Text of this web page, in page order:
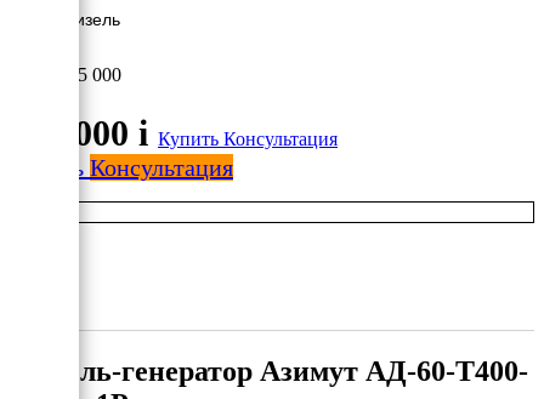
60 кВт/Дизель
545 000
545 000 i Купить Консультация
Купить Консультация
Дизель-генератор Азимут АД-60-Т400-